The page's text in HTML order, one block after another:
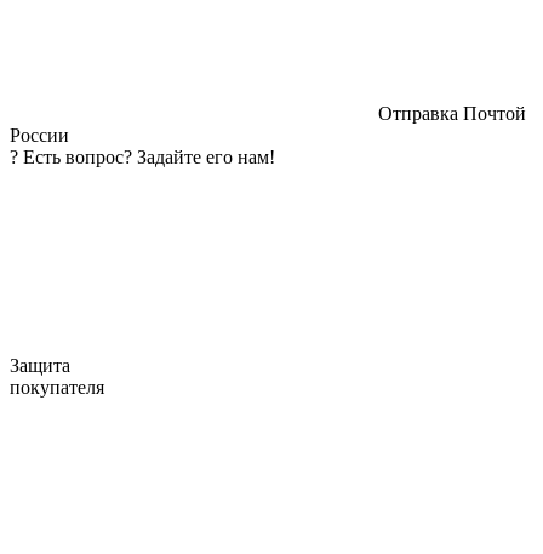
Отправка Почтой
России
? Есть вопрос? Задайте его нам!
Защита
покупателя